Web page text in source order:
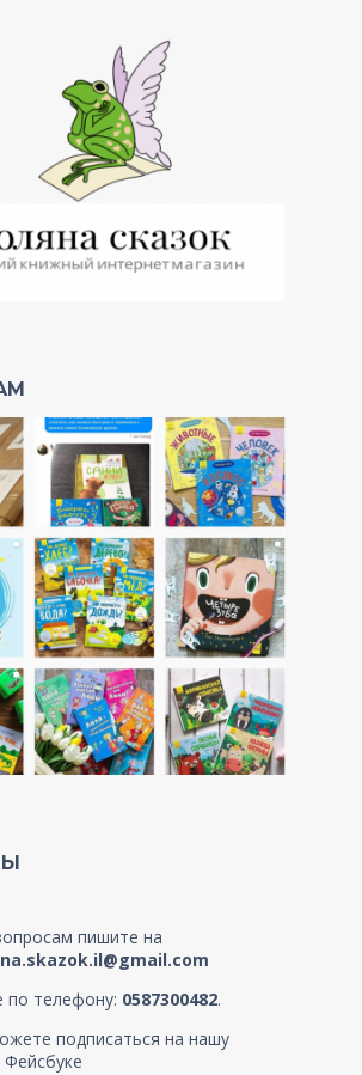
пишите на
по телефону: 0587300482.
подписаться на нашу
Фейсбуке